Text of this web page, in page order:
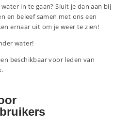
in te gaan? Sluit je dan aan bij
en beleef samen met ons een
ernaar uit om je weer te zien!
water!
beschikbaar voor leden van